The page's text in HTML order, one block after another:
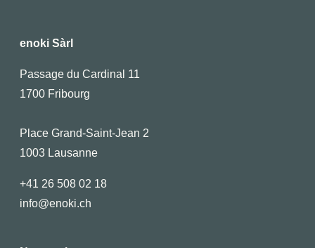
enoki Sàrl
Passage du Cardinal 11
1700 Fribourg
Place Grand-Saint-Jean 2
1003 Lausanne
+41 26 508 02 18
info@enoki.ch